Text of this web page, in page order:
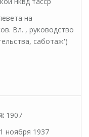
на
Вл. , руководство
саботаж')
1907
ноября 1937